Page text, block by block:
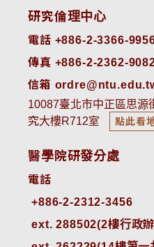
研究倫理中心
電話 +886-2-3366-
傳真 +886-2-2362-
信箱
10087臺北市中正區思源
究大樓R712室
點此看
醫學院研發分處
電話
ext. 288502(2樓行政